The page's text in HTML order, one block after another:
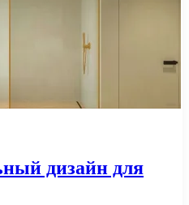
дизайн для